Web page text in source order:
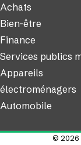
Achats
Bien-être
Finance
Services publics
Appareils
électroménagers
Automobile
© 2026